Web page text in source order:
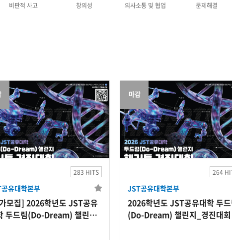
비판적 사고 창의성 의사소통 및 협업 문제해결
283 HITS
유대학본부
모집] 2026학년도 JST공유
두드림(Do-Dream) 챌린지_
JST공유대학본부
가모집] 2026학년
도 JST공유대학 두드
(Do-Dream) 챌린
지_경진대회
2026.08.19(수)
개인
마감
264
JST공유대학본부
2026학년도 JST공유대학 두드
(Do-Dream) 챌린지_경진대회
JST공유대학본부
2026학년도 JST공
대학 두드림(Do-
Dream) 챌린지_경진
대회
2026.08.19(수)
개인